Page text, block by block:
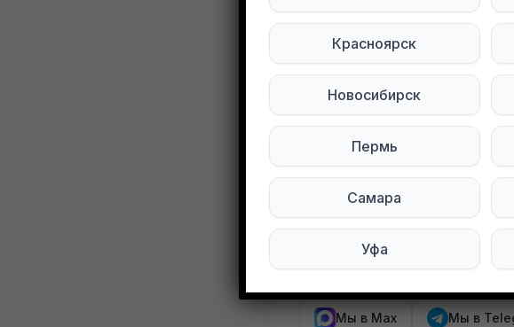
Косметика почти полные
Корм для хомячков не
Рубашка джинсовая Colin’s
Брюки классические со
Джеггинсы черные
Футболка хб с вышивкой
Шорты хб
Пальто под кашемир
Бронь только на время
Подписывайтесь на нас
Мы в Max Мы в
Красноярск
Новосибирск
Пермь
Самара
Уфа